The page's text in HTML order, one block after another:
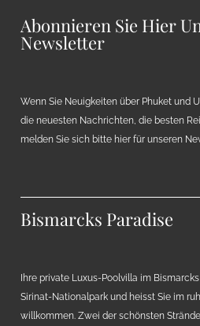
Abonnieren Sie Hier
Newsletter
Wenn Sie Neuigkeiten über Phuket und
die neuesten Nachrichten, die besten
melden Sie sich bitte hier für unseren
Bismarcks Paradise
Ihre private Luxus-Poolvilla im
Sirinat-Nationalpark und heisst Sie im
willkommen. Zwei der schönsten